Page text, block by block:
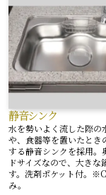
静音シンク
水を勢いよく流した際の
や、食器等を置いたとき
する静音シンクを採用。
ドサイズなので、大きな
す。洗剤ポケット付。
み。